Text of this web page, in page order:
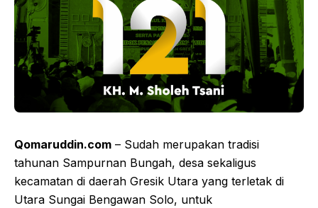
Qomaruddin.com – Sudah merupakan tradisi
tahunan Sampurnan Bungah, desa sekaligus
kecamatan di daerah Gresik Utara yang terletak di
Utara Sungai Bengawan Solo, untuk